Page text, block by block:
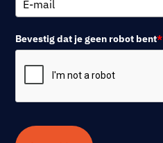
Bevestig dat je geen robot bent*